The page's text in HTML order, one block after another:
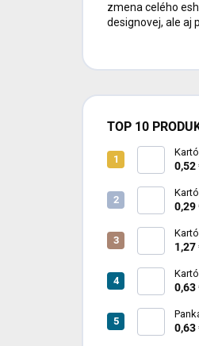
zmena celého
designovej, ale aj
TOP 10
0,52
0,29
1,27
0,63
1mm
0,63